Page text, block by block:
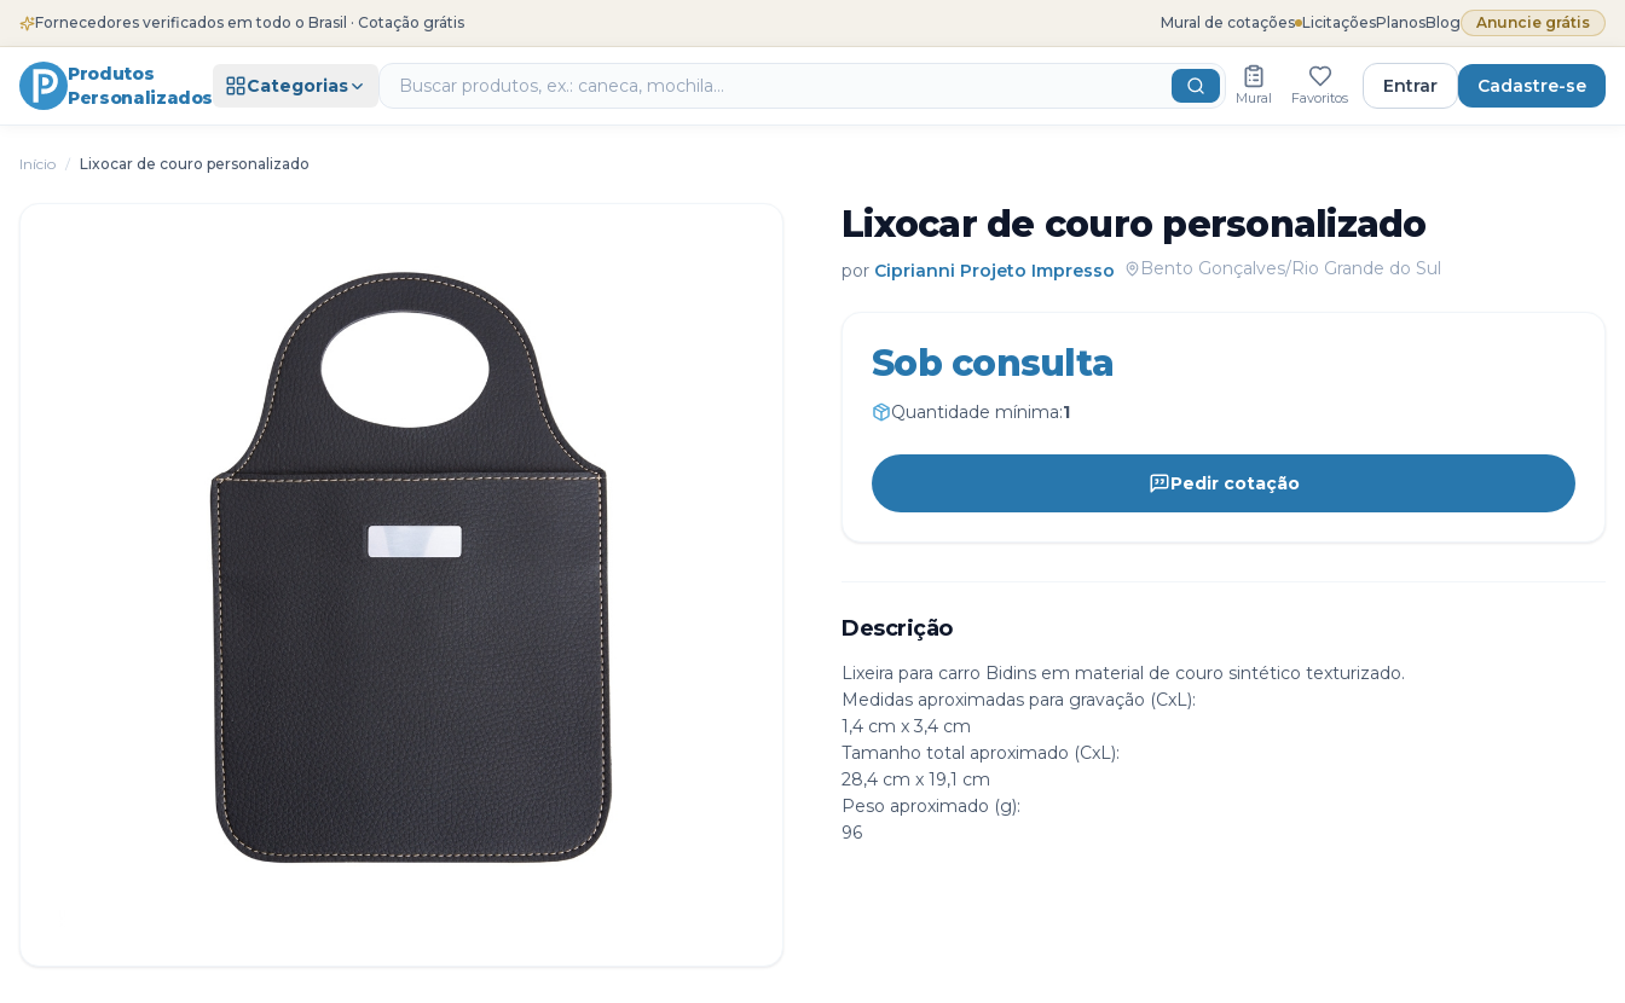
Fornecedores verificados em todo o Brasil · Cotação grátis Mural de cotações LicitaçõesPlanosBlog Anuncie grátis
Produtos
Personalizados
Categorias
Mural Favoritos
Entrar Cadastre-se
Início / Lixocar de couro personalizado
Lixocar de couro personalizado
por Ciprianni Projeto Impresso Bento Gonçalves/Rio Grande do Sul
Sob consulta
Quantidade mínima:1
Pedir cotação
Descrição
Lixeira para carro Bidins em material de couro sintético texturizado.
Medidas aproximadas para gravação (CxL):
1,4 cm x 3,4 cm
Tamanho total aproximado (CxL):
28,4 cm x 19,1 cm
Peso aproximado (g):
96